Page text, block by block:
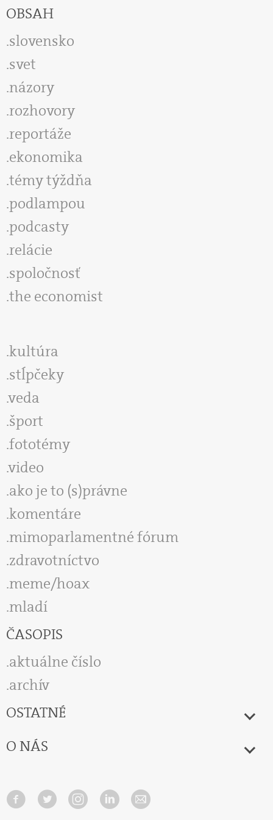
OBSAH
slovensko
svet
názory
rozhovory
reportáže
ekonomika
témy týždňa
podlampou
podcasty
relácie
spoločnosť
the economist
kultúra
stĺpčeky
veda
šport
fototémy
video
ako je to (s)právne
komentáre
mimoparlamentné fórum
zdravotníctvo
meme/hoax
mladí
ČASOPIS
aktuálne číslo
archív
OSTATNÉ
O NÁS